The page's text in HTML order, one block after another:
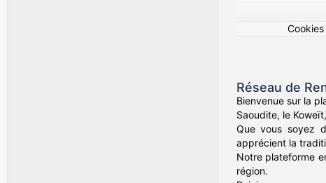
Cookies
Réseau de
Bienvenue sur la
Saoudite, le
Que vous soyez
apprécient la
Notre plateforme
région.